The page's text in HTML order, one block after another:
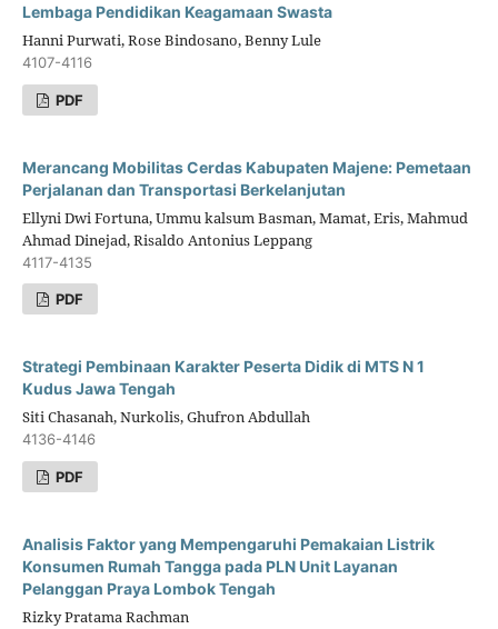
Lembaga Pendidikan Keagamaan Swasta
Hanni Purwati, Rose Bindosano, Benny Lule
4107-4116
PDF
Merancang Mobilitas Cerdas Kabupaten Majene: Pemetaan
Perjalanan dan Transportasi Berkelanjutan
Ellyni Dwi Fortuna, Ummu kalsum Basman, Mamat, Eris, Mahmud
Ahmad Dinejad, Risaldo Antonius Leppang
4117-4135
PDF
Strategi Pembinaan Karakter Peserta Didik di MTS N 1
Kudus Jawa Tengah
Siti Chasanah, Nurkolis, Ghufron Abdullah
4136-4146
PDF
Analisis Faktor yang Mempengaruhi Pemakaian Listrik
Konsumen Rumah Tangga pada PLN Unit Layanan
Pelanggan Praya Lombok Tengah
Rizky Pratama Rachman